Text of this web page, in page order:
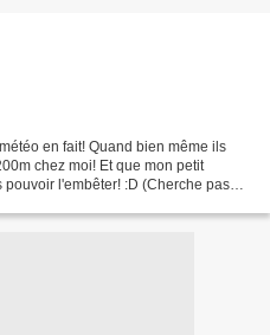
en fait! Quand bien même ils
chez moi! Et que mon petit
l'embêter! :D (Cherche pas